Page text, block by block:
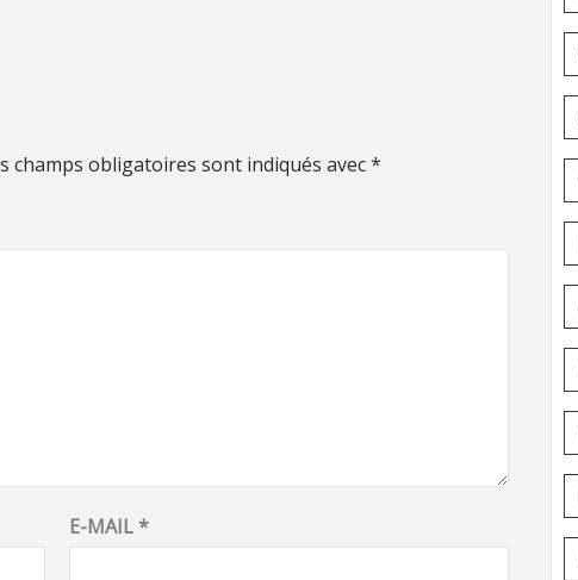
champs obligatoires sont indiqués avec*
E-MAIL *